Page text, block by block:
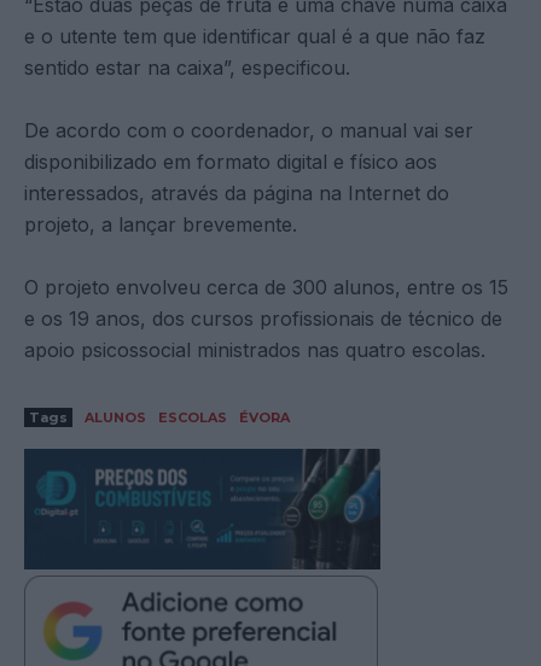
e o utente tem que identificar qual é a que não faz
sentido estar na caixa”, especificou.
De acordo com o coordenador, o manual vai ser
disponibilizado em formato digital e físico aos
interessados, através da página na Internet do
projeto, a lançar brevemente.
O projeto envolveu cerca de 300 alunos, entre os 15
e os 19 anos, dos cursos profissionais de técnico de
apoio psicossocial ministrados nas quatro escolas.
Tags ALUNOS ESCOLAS ÉVORA